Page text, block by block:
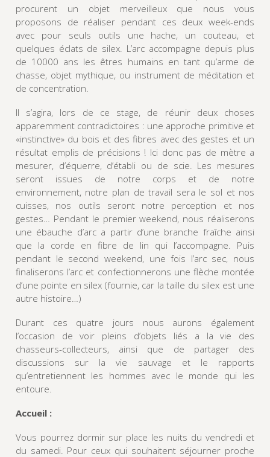
procurent un objet merveilleux que nous vous
proposons de réaliser pendant ces deux week-ends
avec pour seuls outils une hache, un couteau, et
quelques éclats de silex. L’arc accompagne depuis plus
de 10000 ans les êtres humains en tant qu’arme de
chasse, objet mythique, ou instrument de méditation et
de concentration.
Il s’agira, lors de ce stage, de réunir deux choses
apparemment contradictoires : une approche primitive et
«instinctive» du bois et des fibres avec des gestes et un
résultat emplis de précisions ! Ici donc pas de mètre a
mesurer, d’équerre, d’établi ou de scie. Les mesures
seront issues de notre corps et de notre
environnement, notre plan de travail sera le sol et nos
cuisses, nos outils seront notre perception et nos
gestes… Pendant le premier weekend, nous réaliserons
une ébauche d’arc a partir d’une branche fraîche ainsi
que la corde en fibre de lin qui l’accompagne. Puis
pendant le second weekend, une fois l’arc sec, nous
finaliserons l’arc et confectionnerons une flèche montée
d’une pointe en silex (fournie, car la taille du silex est une
autre histoire…)
Durant ces quatre jours nous aurons également
l’occasion de voir pleins d’objets liés a la vie des
chasseurs-collecteurs, ainsi que de partager des
discussions sur la vie sauvage et le rapports
qu’entretiennent les hommes avec le monde qui les
entoure.
Accueil :
Vous pourrez dormir sur place les nuits du vendredi et
du samedi. Pour ceux qui souhaitent séjourner proche